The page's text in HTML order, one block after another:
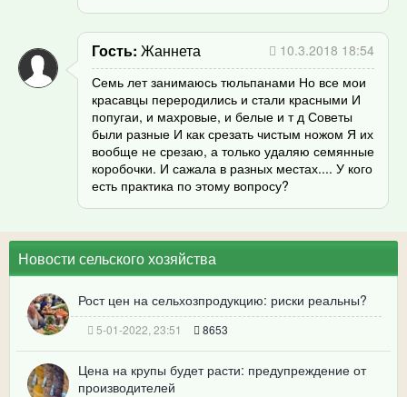
Гость Жаннета
10.3.2018 18:54
Семь лет занимаюсь тюльпанами Но все мои
красавцы переродились и стали красными И
попугаи, и махровые, и белые и т д Советы
были разные И как срезать чистым ножом Я их
вообще не срезаю, а только удаляю семянные
коробочки. И сажала в разных местах.... У кого
есть практика по этому вопросу?
Новости сельского хозяйства
Рост цен на сельхозпродукцию: риски реальны?
5-01-2022, 23:51 8653
Цена на крупы будет расти: предупреждение от
производителей